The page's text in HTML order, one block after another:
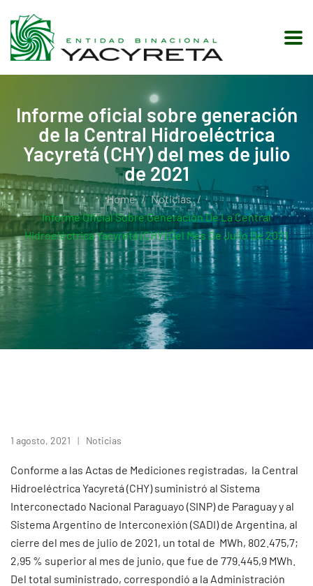
Informe oficial sobre generación
de la Central Hidroeléctrica
Yacyretá (CHY) del mes de julio
de 2021
Home
Noticias
Informe Oficial Sobre Generación De La Central
Hidroeléctrica Yacyretá (CHY) Del Mes De Julio De 2021
1 agosto, 2021 Noticias
Conforme a las Actas de Mediciones registradas, la Central
Hidroeléctrica Yacyretá (CHY) suministró al Sistema
Interconectado Nacional Paraguayo (SINP) de Paraguay y al
Sistema Argentino de Interconexión (SADI) de Argentina, al
cierre del mes de julio de 2021, un total de MWh, 802.475,7;
2,95 % superior al mes de junio, que fue de 779.445,9 MWh.
Del total suministrado, correspondió a la Administración